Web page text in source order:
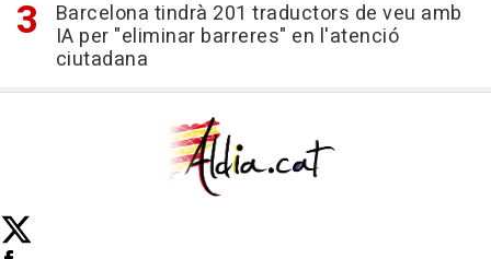
Barcelona tindrà 201 traductors de veu amb
IA per "eliminar barreres" en l'atenció
ciutadana